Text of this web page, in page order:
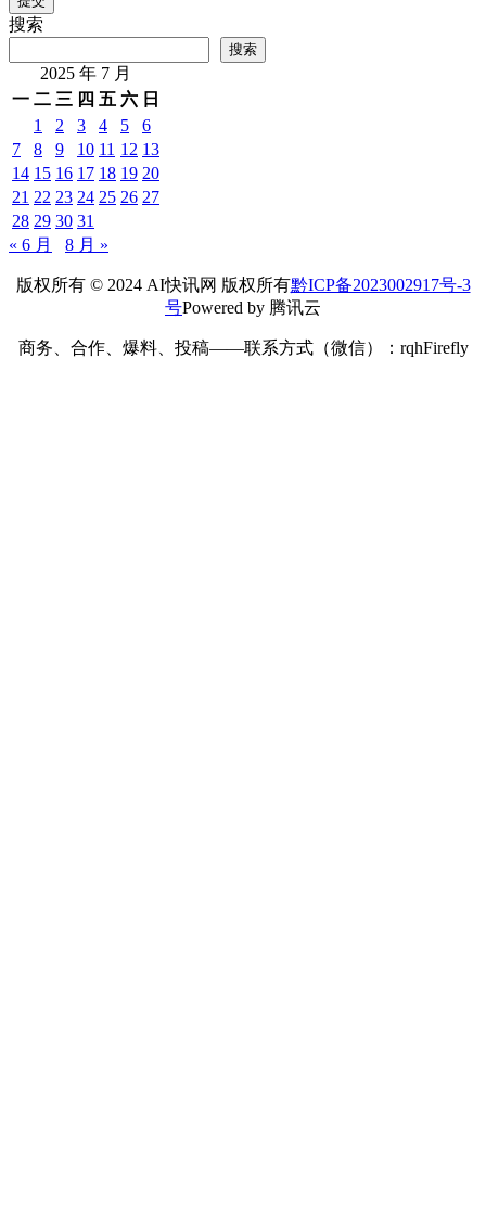
搜索
搜索
2025 年 7 月
一 二 三 四 五 六 日
1
2 3 4 5
6
7
8 9 10 11 12 13
14 15 16 17 18 19 20
21 22 23 24 25 26 27
28 29 30 31
« 6 月
8 月 »
版权所有 © 2024 AI快讯网 版权所有黔ICP备2023002917号-3
号Powered by 腾讯云
商务、合作、爆料、投稿——联系方式（微信）：rqhFirefly